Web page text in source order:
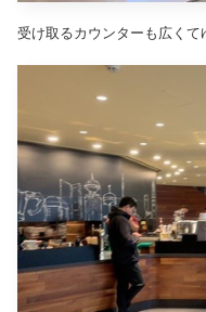
受け取るカウンターも広くて